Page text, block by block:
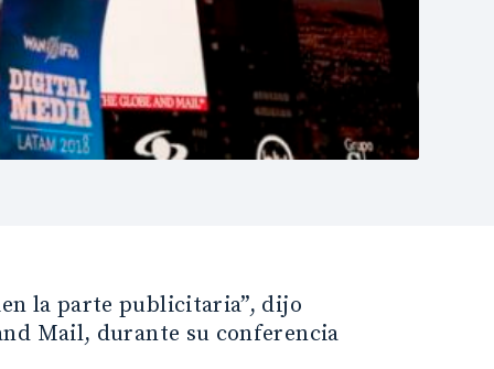
la parte publicitaria”, dijo
Mail, durante su conferencia